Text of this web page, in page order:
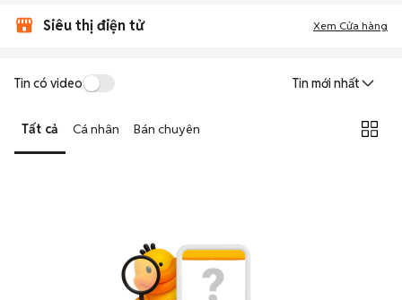
Siêu thị điện tử Xem Cửa hàng
Tin có video Tin mới nhất
Tất cả Cá nhân Bán chuyên